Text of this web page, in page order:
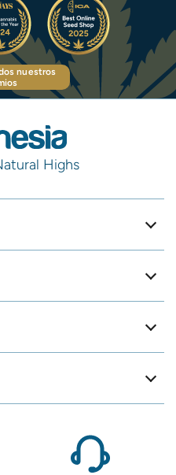
nuestros
Highs